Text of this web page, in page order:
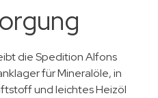
die Spedition Alfons
für Mineralöle, in
und leichtes Heizöl